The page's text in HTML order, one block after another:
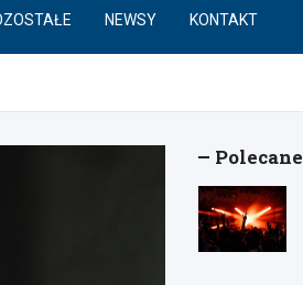
NEWSY KONTAKT
Polecane